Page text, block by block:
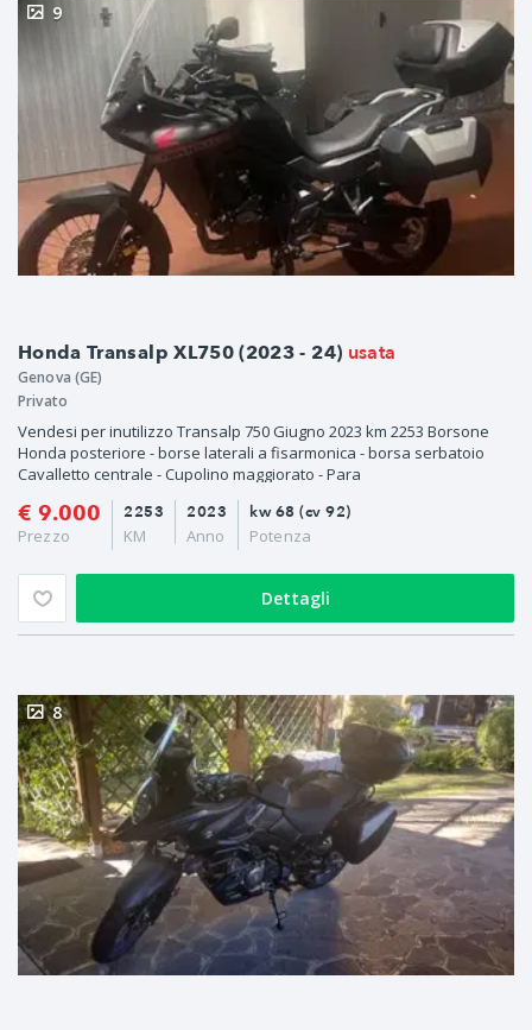
Honda Transalp XL750 (2023 - 24) usata
9
Genova (GE)
Privato
Vendesi per inutilizzo Transalp 750 Giugno 2023 km 2253 Borsone
Honda posteriore - borse laterali a fisarmonica - borsa serbatoio
Cavalletto centrale - Cupolino maggiorato - Para
€ 9.000
Prezzo
2023
Anno
2253
KM
kw 68 (cv 92)
Potenza
Dettagli
8